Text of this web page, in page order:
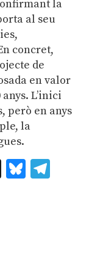
la
al seu
concret,
de
en valor
L’inici
però en anys
la
Threads
Bluesky